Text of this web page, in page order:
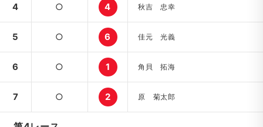
4 ○ 4 秋吉 忠幸
5 ○ 6 佳元 光義
6 ○ 1 角貝 拓海
7 ○ 2 原 菊太郎